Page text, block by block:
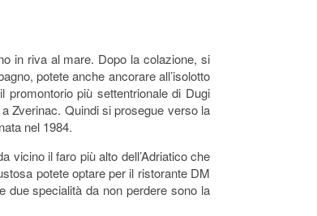
in riva al mare. Dopo la colazione, si
potete anche ancorare all’isolotto
più settentrionale di Dugi
Zverinac. Quindi si prosegue verso la
nel 1984.
vicino il faro più alto dell’Adriatico che
potete optare per il ristorante DM
due specialità da non perdere sono la